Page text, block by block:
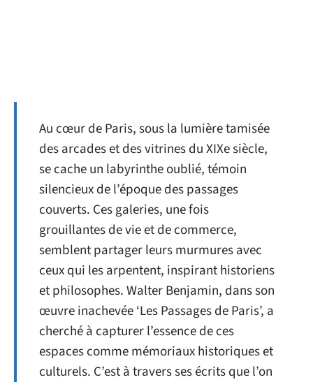
Au cœur de Paris, sous la lumière tamisée
des arcades et des vitrines du XIXe siècle,
se cache un labyrinthe oublié, témoin
silencieux de l’époque des passages
couverts. Ces galeries, une fois
grouillantes de vie et de commerce,
semblent partager leurs murmures avec
ceux qui les arpentent, inspirant historiens
et philosophes. Walter Benjamin, dans son
œuvre inachevée ‘Les Passages de Paris’, a
cherché à capturer l’essence de ces
espaces comme mémoriaux historiques et
culturels. C’est à travers ses écrits que l’on